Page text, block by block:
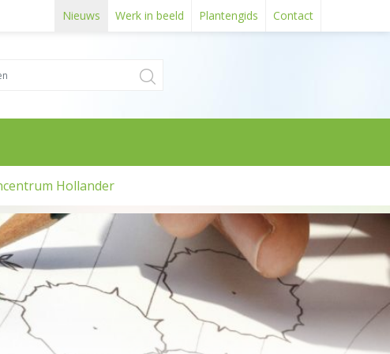
Nieuws Werk in beeld Plantengids Contact
Hollander